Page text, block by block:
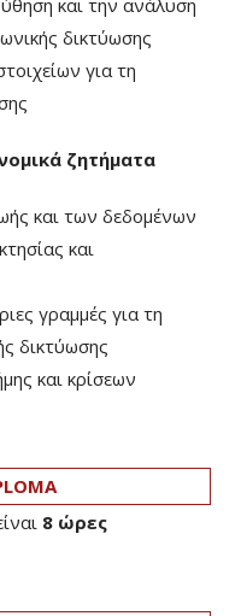
και την ανάλυση
δικτύωσης
για τη
ζητήματα
και των δεδομένων
και
γραμμές για τη
δικτύωσης
και κρίσεων
8 ώρες